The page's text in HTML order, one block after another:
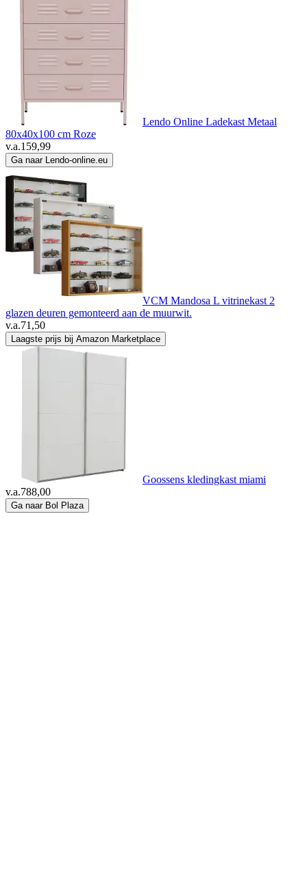
Lendo Online Ladekast Metaal
80x40x100 cm Roze
v.a.159,99
Ga naar Lendo-online.eu
VCM Mandosa L vitrinekast 2
glazen deuren gemonteerd aan de muurwit.
v.a.71,50
Laagste prijs bij Amazon Marketplace
Goossens kledingkast miami
v.a.788,00
Ga naar Bol Plaza